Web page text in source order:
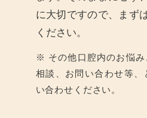
に大切ですので、まず
ください。
※ その他口腔内のお悩
相談、お問い合わせ等、
い合わせください。